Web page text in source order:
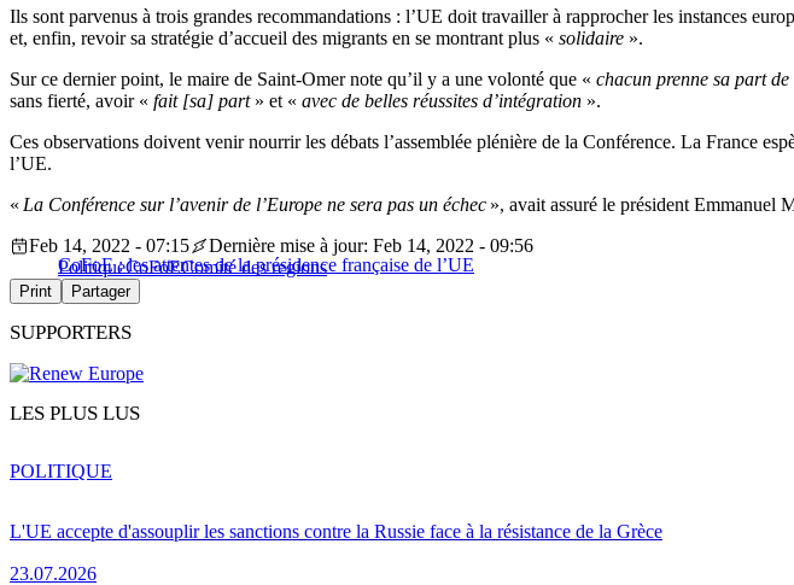
Ils sont parvenus à trois grandes recommandations : l’UE doit travailler à rapprocher les instances
et, enfin, revoir sa stratégie d’accueil des migrants en se montrant plus « solidaire ».
Sur ce dernier point, le maire de Saint-Omer note qu’il y a une volonté que « chacun prenne sa part
sans fierté, avoir « fait [sa] part» et « avec de belles réussites d’intégration ».
Ces observations doivent venir nourrir les débats l’assemblée plénière de la Conférence. La France
l’UE.
« La Conférence sur l’avenir de l’Europe ne sera pas un échec », avait assuré le président Emmanuel
CoFoE : les attentes de la présidence française de l’UE
Feb 14, 2022 - 07:15
Dernière mise à jour: Feb 14, 2022 - 09:56
PolitiqueCoFoEComité des regions
Print Partager
SUPPORTERS
LES PLUS LUS
L'UE accepte d'assouplir les sanctions contre la Russie face à la résistance de la Grèce
23.07.2026
POLITIQUE